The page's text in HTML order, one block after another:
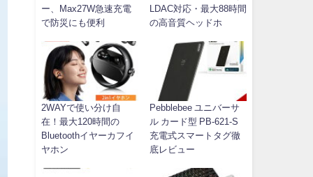
ー、Max27W急速充電
で防災にも便利
LDAC対応・最大88時間
の高音質ヘッドホ
2WAYで使い分け自
在！最大120時間の
Bluetoothイヤーカフイ
ヤホン
Pebblebee ユニバーサ
ル カード型 PB-621-S
充電式スマートタグ徹
底レビュー